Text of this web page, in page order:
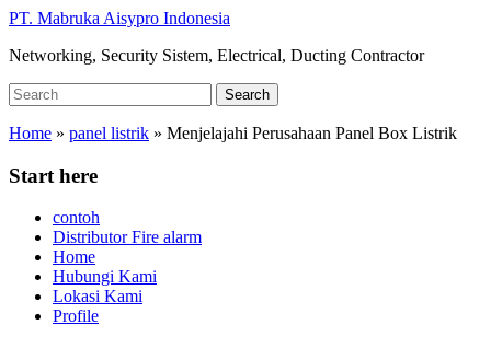
Skip
main
PT. Mabruka Aisypro Indonesia
Networking, Security Sistem, Electrical, Ducting Contractor
Search
for:
Search
Home » panel listrik » Menjelajahi Perusahaan Panel Box Listrik
Start here
contoh
Distributor Fire alarm
Home
Hubungi Kami
Lokasi Kami
Profile